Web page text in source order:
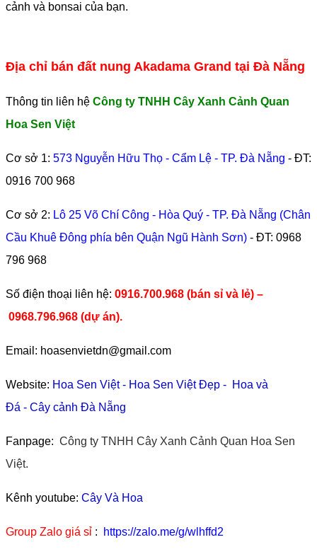
cảnh và bonsai của bạn.
Địa chỉ bán đất nung Akadama Grand tại Đà Nẵng
Thông tin liên hệ Công ty TNHH Cây Xanh Cảnh Quan
Hoa Sen Việt
Cơ sở 1: 573 Nguyễn Hữu Thọ - Cẩm Lệ - TP. Đà Nẵng - ĐT:
0916 700 968
Cơ sở 2: Lô 25 Võ Chí Công - Hòa Quý - TP. Đà Nẵng (Chân
Cầu Khuê Đông phía bên Quận Ngũ Hành Sơn) - ĐT: 0968
796 968
​Số điện thoại liên hệ: 0916.700.968 (bán sỉ và lẻ) –
0968.796.968 (dự án).
Email: hoasenvietdn@gmail.com
Website: Hoa Sen Việt- Hoa Sen Việt Đẹp - Hoa và
Đá - Cây cảnh Đà Nẵng
Fanpage: Công ty TNHH Cây Xanh Cảnh Quan Hoa Sen
Việt.
Kênh youtube: Cây Và Hoa
Group Zalo giá sỉ : https://zalo.me/g/wlhffd2